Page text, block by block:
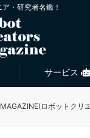
・研究者名鑑！
サービス
ロボットクリ